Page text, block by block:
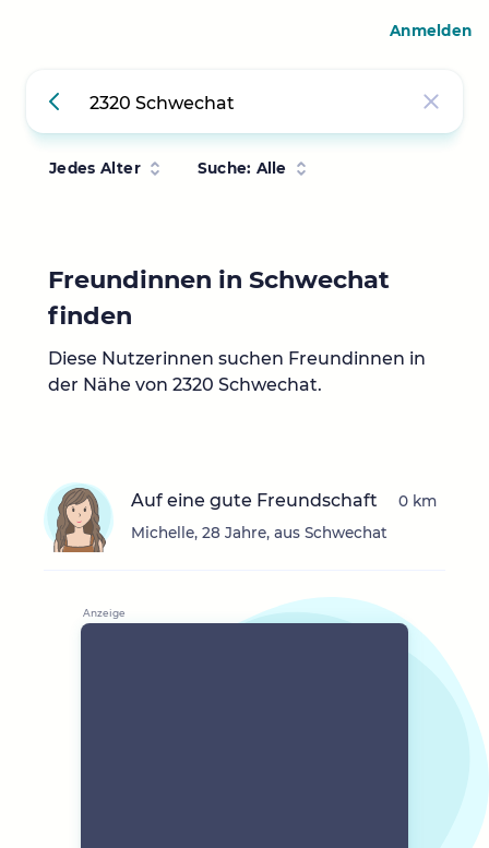
Jedes Alter Suche: Alle
Freundinnen in Schwechat
finden
Diese Nutzerinnen suchen Freundinnen in
der Nähe von 2320 Schwechat.
Auf eine gute Freundschaft
Michelle, 28 Jahre, aus Schwechat
0 km
Anmelden